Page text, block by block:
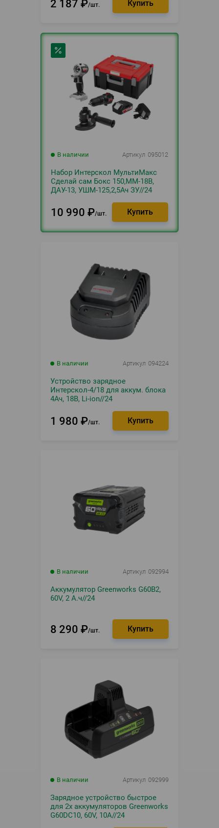
2 187 ₽ шт.
В наличии Артикул 095012
Набор Интерскол МультиМакс
Сделай сам Бокс 150,ММ-18В,
ДАУ-13, УШМ-125,2,5Ач ЗУ//24
10 990 ₽ шт.
В наличии Артикул 094224
Устройство зарядное
Интерскол-4/18 для аккум. блока
4Ач, 18В, Li-ion//24
1 980 ₽ шт.
В наличии Артикул 092994
Аккумулятор Greenworks G60B2,
60V, 2 А.ч//24
8 290 ₽ шт.
В наличии Артикул 092999
Зарядное устройство быстрое
для 2х аккумуляторов Greenworks
G60DC10, 60V, 10А//24